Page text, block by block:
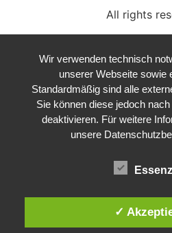
All rights
Wir verwenden technisch
unserer Webseite sowie
Standardmäßig sind alle
Sie können diese jedoch
deaktivieren. Für weitere
unsere
✓